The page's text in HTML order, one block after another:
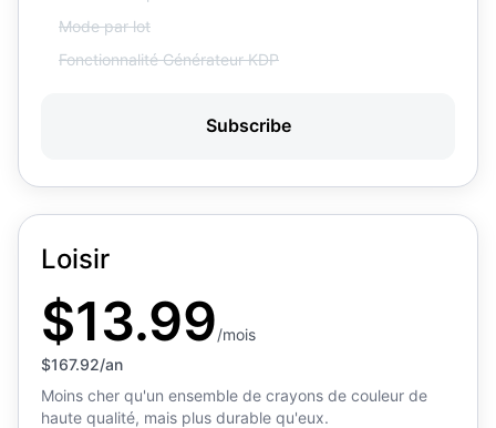
Mode par lot
Fonctionnalité Générateur KDP
Subscribe
Loisir
$13.99/mois
$167.92/an
Moins cher qu'un ensemble de crayons de couleur de
haute qualité, mais plus durable qu'eux.